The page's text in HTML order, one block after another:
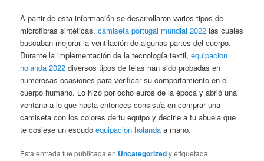
A partir de esta información se desarrollaron varios tipos de
microfibras sintéticas,camiseta portugal mundial 2022 las cuales
buscaban mejorar la ventilación de algunas partes del cuerpo.
Durante la implementación de la tecnología textil,equipacion
holanda 2022 diversos tipos de telas han sido probadas en
numerosas ocasiones para verificar su comportamiento en el
cuerpo humano. Lo hizo por ocho euros de la época y abrió una
ventana a lo que hasta entonces consistía en comprar una
camiseta con los colores de tu equipo y decirle a tu abuela que
te cosiese un escudoequipacion holanda a mano.
Esta entrada fue publicada en Uncategorizedy etiquetada